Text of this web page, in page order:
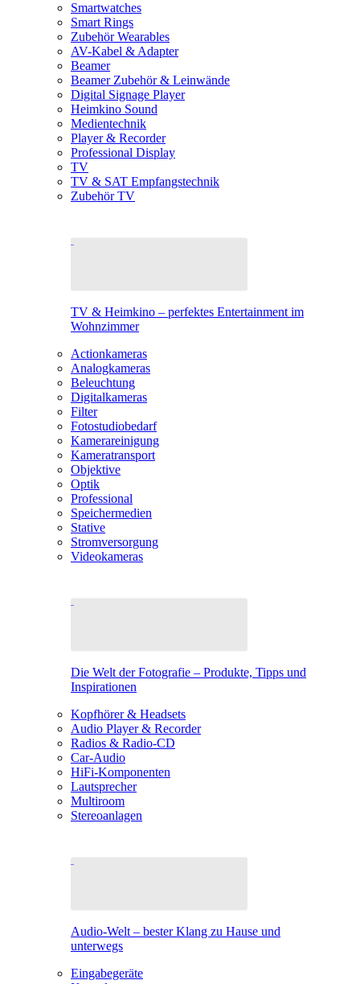
Smartwatches
Smart Rings
Zubehör Wearables
AV-Kabel & Adapter
Beamer
Beamer Zubehör & Leinwände
Digital Signage Player
Heimkino Sound
Medientechnik
Player & Recorder
Professional Display
TV
TV & SAT Empfangstechnik
Zubehör TV
TV & Heimkino – perfektes Entertainment im
Wohnzimmer
Actionkameras
Analogkameras
Beleuchtung
Digitalkameras
Filter
Fotostudiobedarf
Kamerareinigung
Kameratransport
Objektive
Optik
Professional
Speichermedien
Stative
Stromversorgung
Videokameras
Die Welt der Fotografie – Produkte, Tipps und
Inspirationen
Kopfhörer & Headsets
Audio Player & Recorder
Radios & Radio-CD
Car-Audio
HiFi-Komponenten
Lautsprecher
Multiroom
Stereoanlagen
Audio-Welt – bester Klang zu Hause und
unterwegs
Eingabegeräte